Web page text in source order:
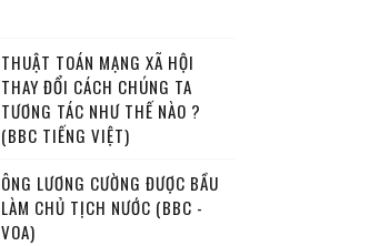
THUẬT TOÁN MẠNG XÃ HỘI
THAY ĐỔI CÁCH CHÚNG TA
TƯƠNG TÁC NHƯ THẾ NÀO ?
(BBC TIẾNG VIỆT)
ÔNG LƯƠNG CƯỜNG ĐƯỢC BẦU
LÀM CHỦ TỊCH NƯỚC (BBC -
VOA)